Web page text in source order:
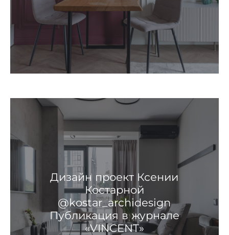
Дизайн проект Ксении
Костарной
@kostar_archidesign
Публикация в журнале
«VINCENT»